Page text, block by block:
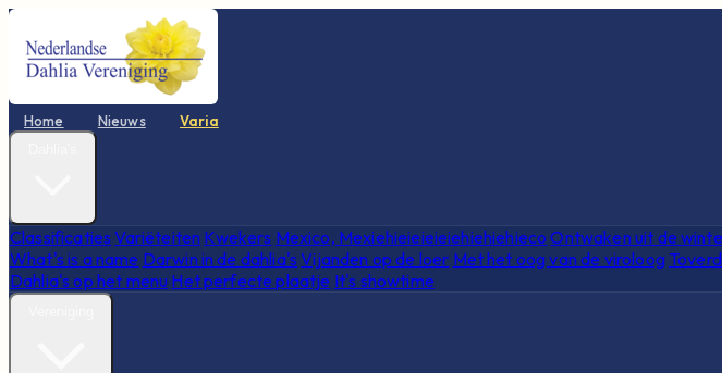
Home Nieuws Varia
Classificaties Variëteiten Kwekers Mexico, Mexiehieieieieiehiehiehieco Ontwaken uit de
What's is a name Darwin in de dahlia's Vijanden op de loer Met het oog van de viroloog
Dahlia's op het menu Het perfecte plaatje It's showtime